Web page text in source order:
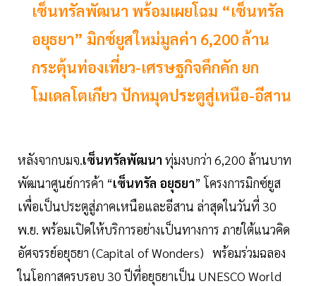
เซ็นทรัลพัฒนา พร้อมเผยโฉม “เซ็นทรัล
อยุธยา” มิกซ์ยูสใหม่มูลค่า 6,200 ล้าน
กระตุ้นท่องเที่ยว-เศรษฐกิจคึกคัก ยก
โมเดลโตเกียว ปักหมุดประตูสู่เหนือ-อีสาน
หลังจากบมจ.เซ็นทรัลพัฒนา ทุ่มงบกว่า 6,200 ล้านบาท
พัฒนาศูนย์การค้า “เซ็นทรัล อยุธยา” โครงการมิกซ์ยูส
เพื่อเป็นประตูสู่ภาคเหนือและอีสาน ล่าสุดในวันที่ 30
พ.ย. พร้อมเปิดให้บริการอย่างเป็นทางการ ภายใต้แนวคิด
อัศจรรย์อยุธยา (Capital of Wonders) พร้อมร่วมฉลอง
ในโอกาสครบรอบ 30 ปีที่อยุธยาเป็น UNESCO World